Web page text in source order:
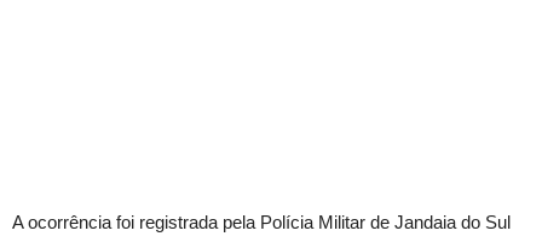
A ocorrência foi registrada pela Polícia Militar de Jandaia do Sul